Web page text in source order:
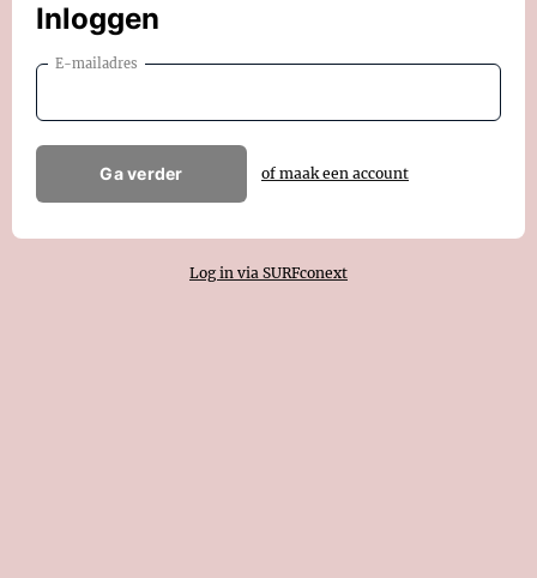
Inloggen
E-mailadres
Ga verder of maak een account
Log in via SURFconext